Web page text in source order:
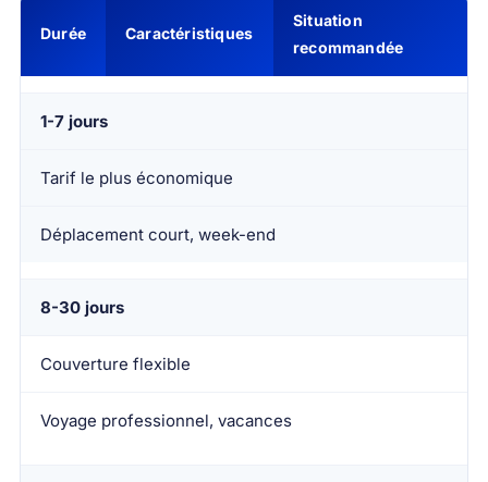
Durée Caractéristiques
Situation
recommandée
1-7 jours
Tarif le plus économique
Déplacement court, week-end
8-30 jours
Couverture flexible
Voyage professionnel, vacances